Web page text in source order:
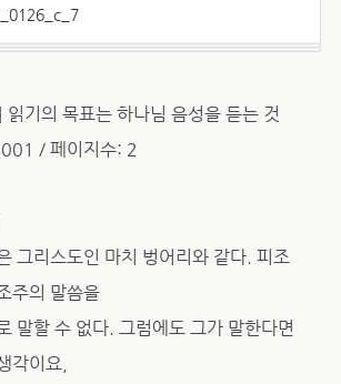
기의 목표는 하나님 음성을 듣는 것
/ 페이지수: 2
그리스도인 마치 벙어리와 같다. 피조
주의 말씀을
말할 수 없다. 그럼에도 그가 말한다면
각이요,